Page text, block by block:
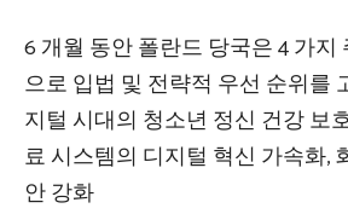
6 개월 동안 폴란드 당국은 4 가지
으로 입법 및 전략적 우선 순위를
지털 시대의 청소년 정신 건강 보
료 시스템의 디지털 혁신 가속화,
안 강화